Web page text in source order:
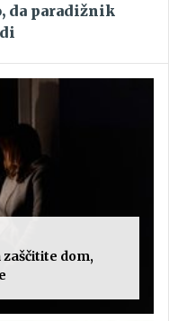
da paradižnik
dom,